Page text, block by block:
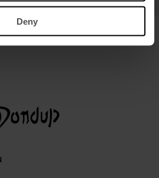
Deny
€ 140,00
€ 215,00